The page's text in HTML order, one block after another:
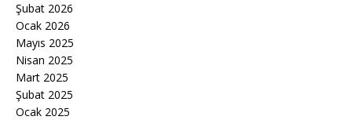
Şubat 2026
Ocak 2026
Mayıs 2025
Nisan 2025
Mart 2025
Şubat 2025
Ocak 2025